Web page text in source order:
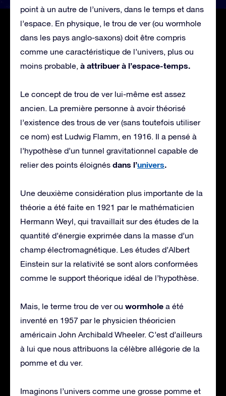
point à un autre de l’univers, dans le temps et dans
l’espace. En physique, le trou de ver (ou wormhole
dans les pays anglo-saxons) doit être compris
comme une caractéristique de l’univers, plus ou
moins probable, à attribuer à l’espace-temps.
Le concept de trou de ver lui-même est assez
ancien. La première personne à avoir théorisé
l’existence des trous de ver (sans toutefois utiliser
ce nom) est Ludwig Flamm, en 1916. Il a pensé à
l’hypothèse d’un tunnel gravitationnel capable de
relier des points éloignés dans l’univers.
Une deuxième considération plus importante de la
théorie a été faite en 1921 par le mathématicien
Hermann Weyl, qui travaillait sur des études de la
quantité d’énergie exprimée dans la masse d’un
champ électromagnétique. Les études d’Albert
Einstein sur la relativité se sont alors conformées
comme le support théorique idéal de l’hypothèse.
Mais, le terme trou de ver ou wormhole a été
inventé en 1957 par le physicien théoricien
américain John Archibald Wheeler. C’est d’ailleurs
à lui que nous attribuons la célèbre allégorie de la
pomme et du ver.
Imaginons l’univers comme une grosse pomme et